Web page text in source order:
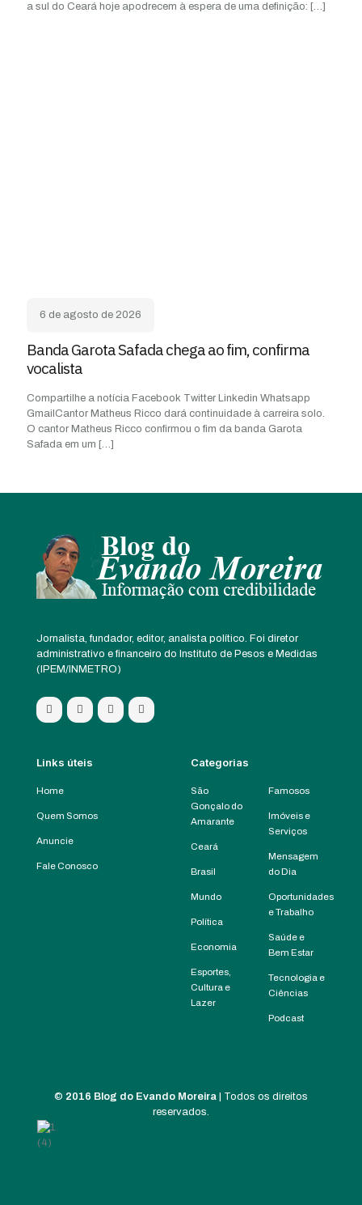
a sul do Ceará hoje apodrecem à espera de uma definição: […]
6 de agosto de 2026
Banda Garota Safada chega ao fim, confirma
vocalista
Compartilhe a notícia Facebook Twitter Linkedin Whatsapp
GmailCantor Matheus Ricco dará continuidade à carreira solo.
O cantor Matheus Ricco confirmou o fim da banda Garota
Safada em um […]
Jornalista, fundador, editor, analista político. Foi diretor
administrativo e financeiro do Instituto de Pesos e Medidas
(IPEM/INMETRO)
Links úteis
Home
Quem Somos
Anuncie
Fale Conosco
Categorias
São
Gonçalo do
Amarante
Ceará
Brasil
Mundo
Política
Economia
Esportes,
Cultura e
Lazer
Famosos
Imóveis e
Serviços
Mensagem
do Dia
Oportunidades
e Trabalho
Saúde e
Bem Estar
Tecnologia e
Ciências
Podcast
© 2016 Blog do Evando Moreira | Todos os direitos
reservados.